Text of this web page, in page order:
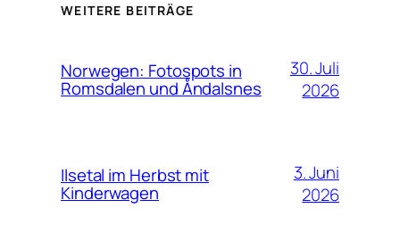
WEITERE BEITRÄGE
Norwegen: Fotospots in
Romsdalen und Åndalsnes
30. Juli
2026
Ilsetal im Herbst mit
Kinderwagen
3. Juni
2026